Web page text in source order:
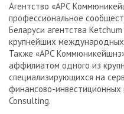
Агентство «АРС
профессиональное
Беларуси агентства
крупнейших
Также «АРС
аффилиатом одного из
специализирующихся на
финансово-инвестиционных
Consulting.